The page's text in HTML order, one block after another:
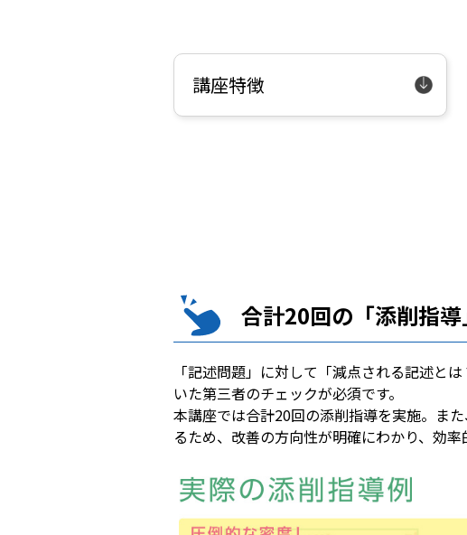
講座特徴
合計20回の「添削指導
「記述問題」に対して「減点される記述と
いた第三者のチェックが必須です。
本講座では合計20回の添削指導を実施。ま
るため、改善の方向性が明確にわかり、効